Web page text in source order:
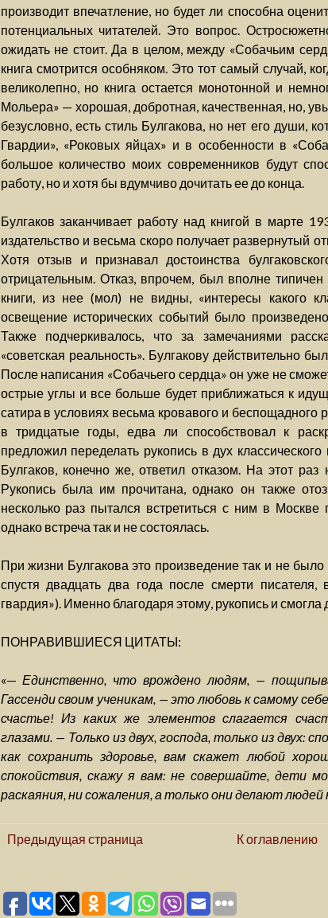
производит впечатление, но будет ли способна
потенциальных читателей. Это вопрос.
ожидать не стоит. Да в целом, между «Собачьим
книга смотрится особняком. Это тот самый случай,
великолепно, но книга остается монотонной и
Мольера» — хорошая, добротная, качественная, но,
безусловно, есть стиль Булгакова, но нет его души,
Гвардии», «Роковых яйцах» и в особенности в
большое количество моих современников будут
работу, но и хотя бы вдумчиво дочитать ее до конца.
Булгаков заканчивает работу над книгой в марте
издательство и весьма скоро получает развернутый
Хотя отзыв и признавал достоинства
отрицательным. Отказ, впрочем, был вполне типичен
книги, из нее (мол) не видны, «интересы какого
освещение исторических событий было
Также подчеркивалось, что за замечаниями
«советская реальность». Булгакову действительно
После написания «Собачьего сердца» он уже не
острые углы и все больше будет приближаться к
сатира в условиях весьма кровавого и беспощадного
в тридцатые годы, едва ли способствовал к
предложил переделать рукопись в дух
Булгаков, конечно же, ответил отказом. На этот
Рукопись была им прочитана, однако он также
несколько раз пытался встретиться с ним в
однако встреча так и не состоялась.
При жизни Булгакова это произведение так и не
спустя двадцать два года после смерти писателя,
гвардия»). Именно благодаря этому, рукопись и
ПОНРАВИВШИЕСЯ ЦИТАТЫ:
«—Единственно, что врождено людям, —
Гассенди своим ученикам, — это любовь к самому
счастье! Из каких же элементов слагается
глазами. — Только из двух, господа, только из двух:
как сохранить здоровье, вам скажет любой
спокойствия, скажу я вам: не совершайте, дети
раскаяния, ни сожаления, а только они делают
Предыдущая страница К оглавлению